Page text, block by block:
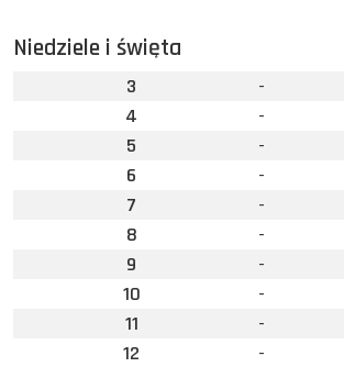
Niedziele i święta
3
-
4
-
5
-
6
-
7
-
8
-
9
-
10
-
11
-
12
-